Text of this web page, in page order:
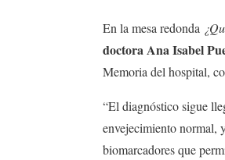
En la mesa redonda
doctora Ana Isabel
Memoria del hospital,
“El diagnóstico sigue
envejecimiento normal,
biomarcadores que